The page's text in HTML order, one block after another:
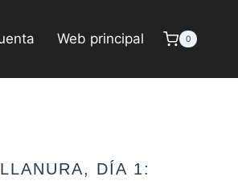
Web principal 0
DÍA 1: